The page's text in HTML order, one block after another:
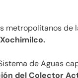
metropolitanos de
de Aguas
del Colector